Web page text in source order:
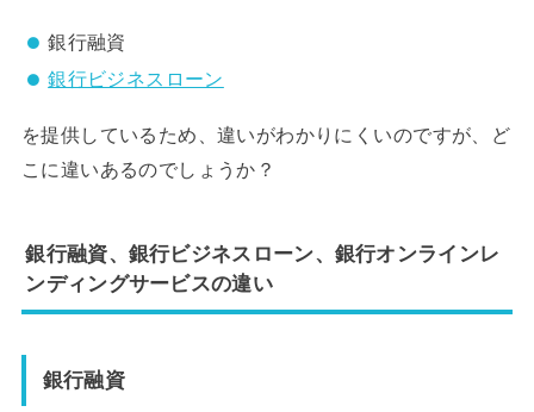
銀行融資
銀行ビジネスローン
を提供しているため、違いがわかりにくいのですが、ど
こに違いあるのでしょうか？
銀行融資、銀行ビジネスローン、銀行オンラインレ
ンディングサービスの違い
銀行融資